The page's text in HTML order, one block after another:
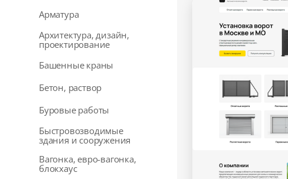
Арматура
Архитектура, дизайн,
проектирование
Башенные краны
Бетон, раствор
Буровые работы
Быстровозводимые
здания и сооружения
Вагонка, евро-вагонка,
блокхаус